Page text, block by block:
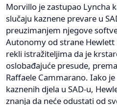
Morvillo je zastupao Lyncha
slučaju kaznene prevare u
preuzimanjem njegove
Autonomy od strane Hewlett
rekli istražiteljima da je
oslobađajuće presude,
Raffaele Cammarano. Iako
kaznenih djela u SAD-u,
znanja da neće odustati od